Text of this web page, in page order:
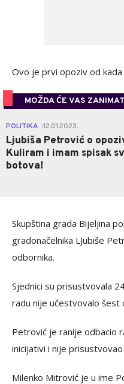
Ovo je prvi opoziv od
MOŽDA ĆE VAS
POLITIKA 12.01.2023.
Ljubiša Petrović o
Kuliram i imam spisak
botova!
Skupština grada Bijeljina
gradonačelnika LJubiše
odbornika.
Sjednici su prisustvovala
radu nije učestvovalo šest
Petrović je ranije odbacio
inicijativi i nije
Milenko Mitrović je u ime